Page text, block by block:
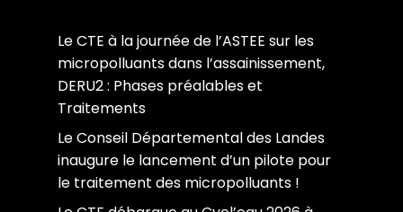
Le CTE à la journée de l’ASTEE sur les
micropolluants dans l’assainissement,
DERU2 : Phases préalables et
Traitements
Le Conseil Départemental des Landes
inaugure le lancement d’un pilote pour
le traitement des micropolluants !